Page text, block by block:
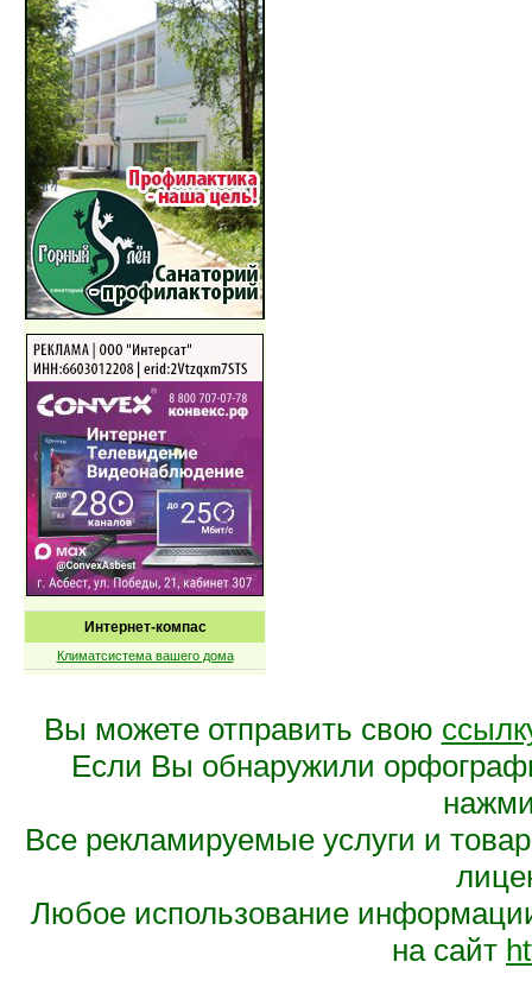
Интернет-компас
Климатсистема вашего дома
Вы можете отправить свою
Если Вы обнаружили
Все рекламируемые услуги и
Любое использование
на сайт